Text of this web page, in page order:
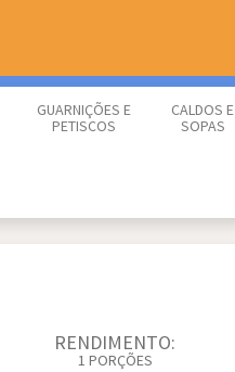
GUARNIÇÕES E
PETISCOS
CALDOS E
SOPAS
RENDIMENTO:
1 PORÇÕES